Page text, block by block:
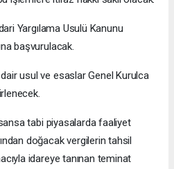
Yargılama Usulü Kanunu
başvurulacak.
usul ve esaslar Genel Kurulca
tabi piyasalarda faaliyet
doğacak vergilerin tahsil
idareye tanınan teminat